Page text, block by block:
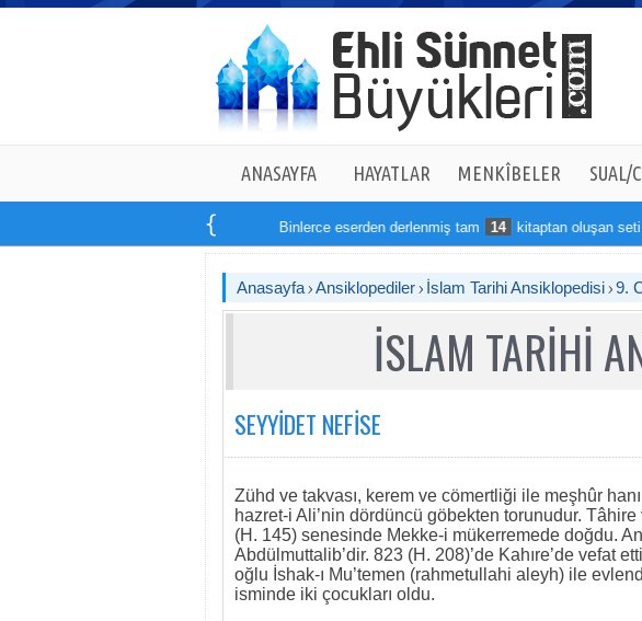
ANASAYFA HAYATLAR MENKÎBELER SUAL/
Binlerce eserden derlenmiş tam 14 kitaptan oluşan seti online
Anasayfa Ansiklopediler İslam Tarihi Ansiklopedisi 9.
İSLAM TARİHİ
SEYYİDET NEFİSE
Zühd ve takvası, kerem ve cömertliği ile meşhûr
hazret-i Ali’nin dördüncü göbekten torunudur.
(H. 145) senesinde Mekke-i mükerremede doğdu.
Abdülmuttalib’dir. 823 (H. 208)’de Kahıre’de vefat
oğlu İshak-ı Mu’temen (rahmetullahi aleyh) ile
isminde iki çocukları oldu.